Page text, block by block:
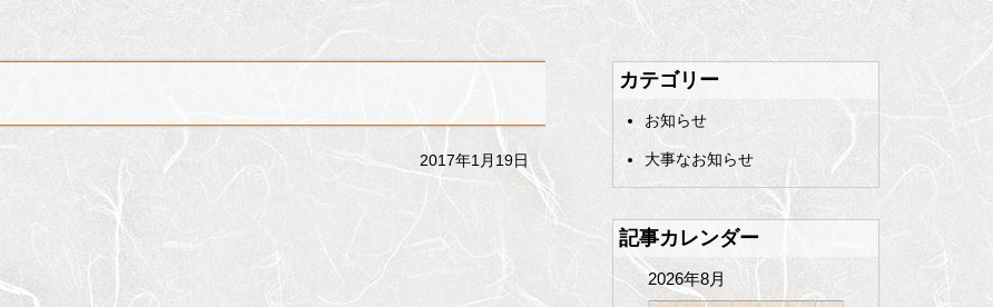
2017年1月19日
カテゴリー
お知らせ
大事なお知らせ
記事カレンダー
2026年8月